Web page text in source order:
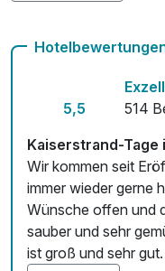
Fitnessgeräte stehen bereit
Kostenloses W-LAN
Zimmerservice verfügbar
Mit Hotelbar
5,5
514
Kaiserstrand-Tage
Wir kommen seit
immer wieder gerne
Wünsche offen und
sauber und sehr
ist groß und sehr